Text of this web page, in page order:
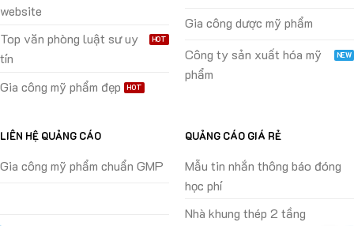
website
Top văn phòng luật sư uy
tín
Gia công mỹ phẩm đẹp
Gia công dược mỹ phẩm
Công ty sản xuất hóa mỹ
phẩm
LIÊN HỆ QUẢNG CÁO
Gia công mỹ phẩm chuẩn GMP
QUẢNG CÁO GIÁ RẺ
Mẫu tin nhắn thông báo đóng
học phí
Nhà khung thép 2 tầng